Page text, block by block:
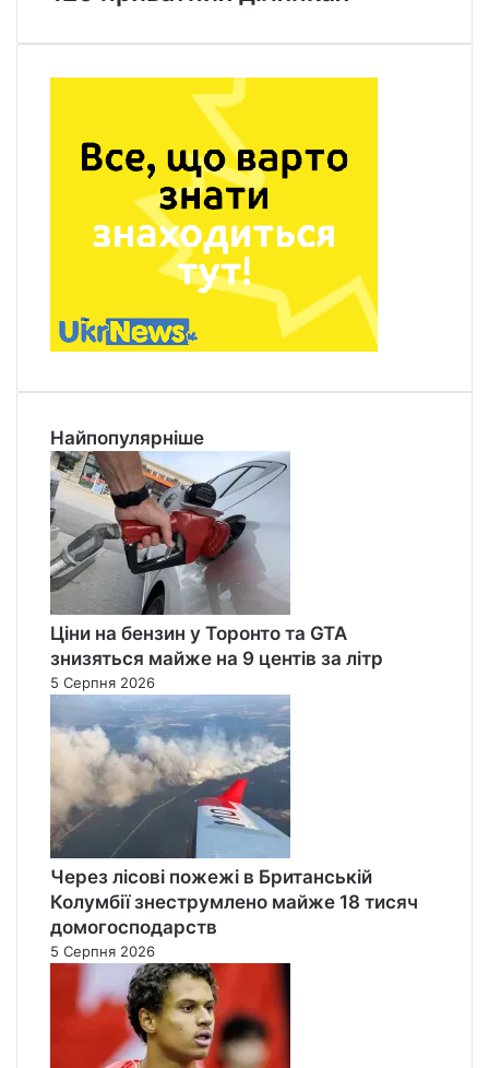
Найпопулярніше
Ціни на бензин у Торонто та GTA
знизяться майже на 9 центів за літр
5 Серпня 2026
Через лісові пожежі в Британській
Колумбії знеструмлено майже 18 тисяч
домогосподарств
5 Серпня 2026